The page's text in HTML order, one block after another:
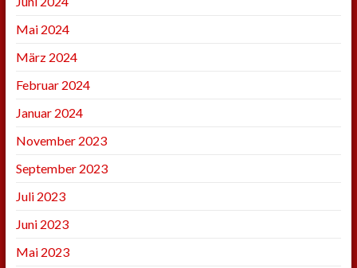
Mai 2024
März 2024
Februar 2024
Januar 2024
November 2023
September 2023
Juli 2023
Juni 2023
Mai 2023